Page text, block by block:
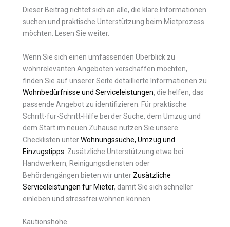
Dieser Beitrag richtet sich an alle, die klare Informationen
suchen und praktische Unterstützung beim Mietprozess
möchten. Lesen Sie weiter.
Wenn Sie sich einen umfassenden Überblick zu
wohnrelevanten Angeboten verschaffen möchten,
finden Sie auf unserer Seite detaillierte Informationen zu
Wohnbedürfnisse und Serviceleistungen, die helfen, das
passende Angebot zu identifizieren. Für praktische
Schritt-für-Schritt-Hilfe bei der Suche, dem Umzug und
dem Start im neuen Zuhause nutzen Sie unsere
Checklisten unterWohnungssuche, Umzug und
Einzugstipps . Zusätzliche Unterstützung etwa bei
Handwerkern, Reinigungsdiensten oder
Behördengängen bieten wir unter Zusätzliche
Serviceleistungen für Mieter, damit Sie sich schneller
einleben und stressfrei wohnen können.
Kautionshöhe